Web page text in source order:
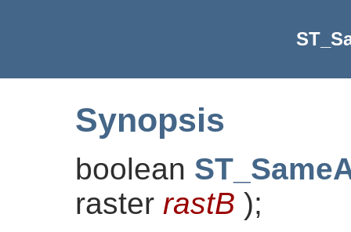
Synopsis
boolean
raster rastB );